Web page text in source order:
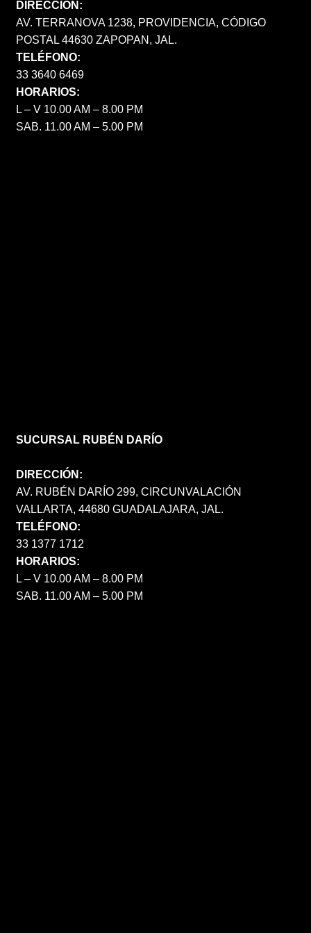
DIRECCIÓN:
AV. TERRANOVA 1238, PROVIDENCIA, CÓDIGO
POSTAL 44630 ZAPOPAN, JAL.
TELÉFONO:
33 3640 6469
HORARIOS:
L – V 10.00 AM – 8.00 PM
SAB. 11.00 AM – 5.00 PM
SUCURSAL RUBÉN DARÍO
DIRECCIÓN:
AV. RUBÉN DARÍO 299, CIRCUNVALACIÓN
VALLARTA, 44680 GUADALAJARA, JAL.
TELÉFONO:
33 1377 1712
HORARIOS:
L – V 10.00 AM – 8.00 PM
SAB. 11.00 AM – 5.00 PM